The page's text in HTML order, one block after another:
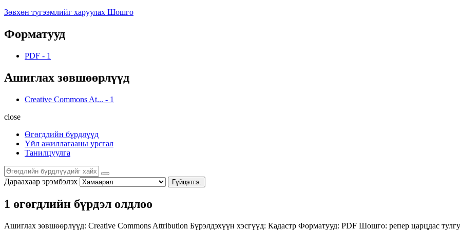
Зөвхөн түгээмлийг харуулах Шошго
Форматууд
PDF - 1
Ашиглах зөвшөөрлүүд
Creative Commons At... - 1
close
Өгөгдлийн бүрдлүүд
Үйл ажиллагааны урсгал
Танилцуулга
Дараахаар эрэмбэлэх Гүйцэтгэ.
1 өгөгдлийн бүрдэл олдлоо
Ашиглах зөвшөөрлүүд: Creative Commons Attribution Бүрэлдэхүүн хэсгүүд: Кадастр Форматууд: PDF Шошго: репер царцдас